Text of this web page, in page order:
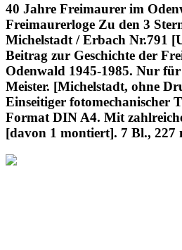
40 Jahre Freimaurer im
Freimaurerloge Zu den 3
Michelstadt / Erbach Nr.791
Beitrag zur Geschichte der
Odenwald 1945-1985. Nur
Meister. [Michelstadt, ohne
Einseitiger fotomechanischer
Format DIN A4. Mit
[davon 1 montiert]. 7 Bl.,